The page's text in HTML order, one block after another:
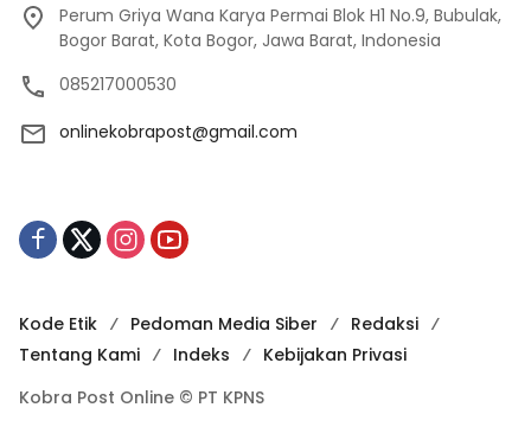
Perum Griya Wana Karya Permai Blok H1 No.9, Bubulak,
Bogor Barat, Kota Bogor, Jawa Barat, Indonesia
085217000530
onlinekobrapost@gmail.com
Kode Etik Pedoman Media Siber
Redaksi
Tentang Kami
Indeks
Kebijakan Privasi
Kobra Post Online © PT KPNS